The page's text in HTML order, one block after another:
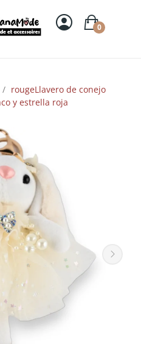
0
rougeLlavero de conejo
y estrella roja